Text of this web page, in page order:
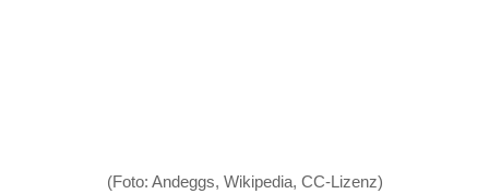
(Foto: Andeggs, Wikipedia, CC-Lizenz)